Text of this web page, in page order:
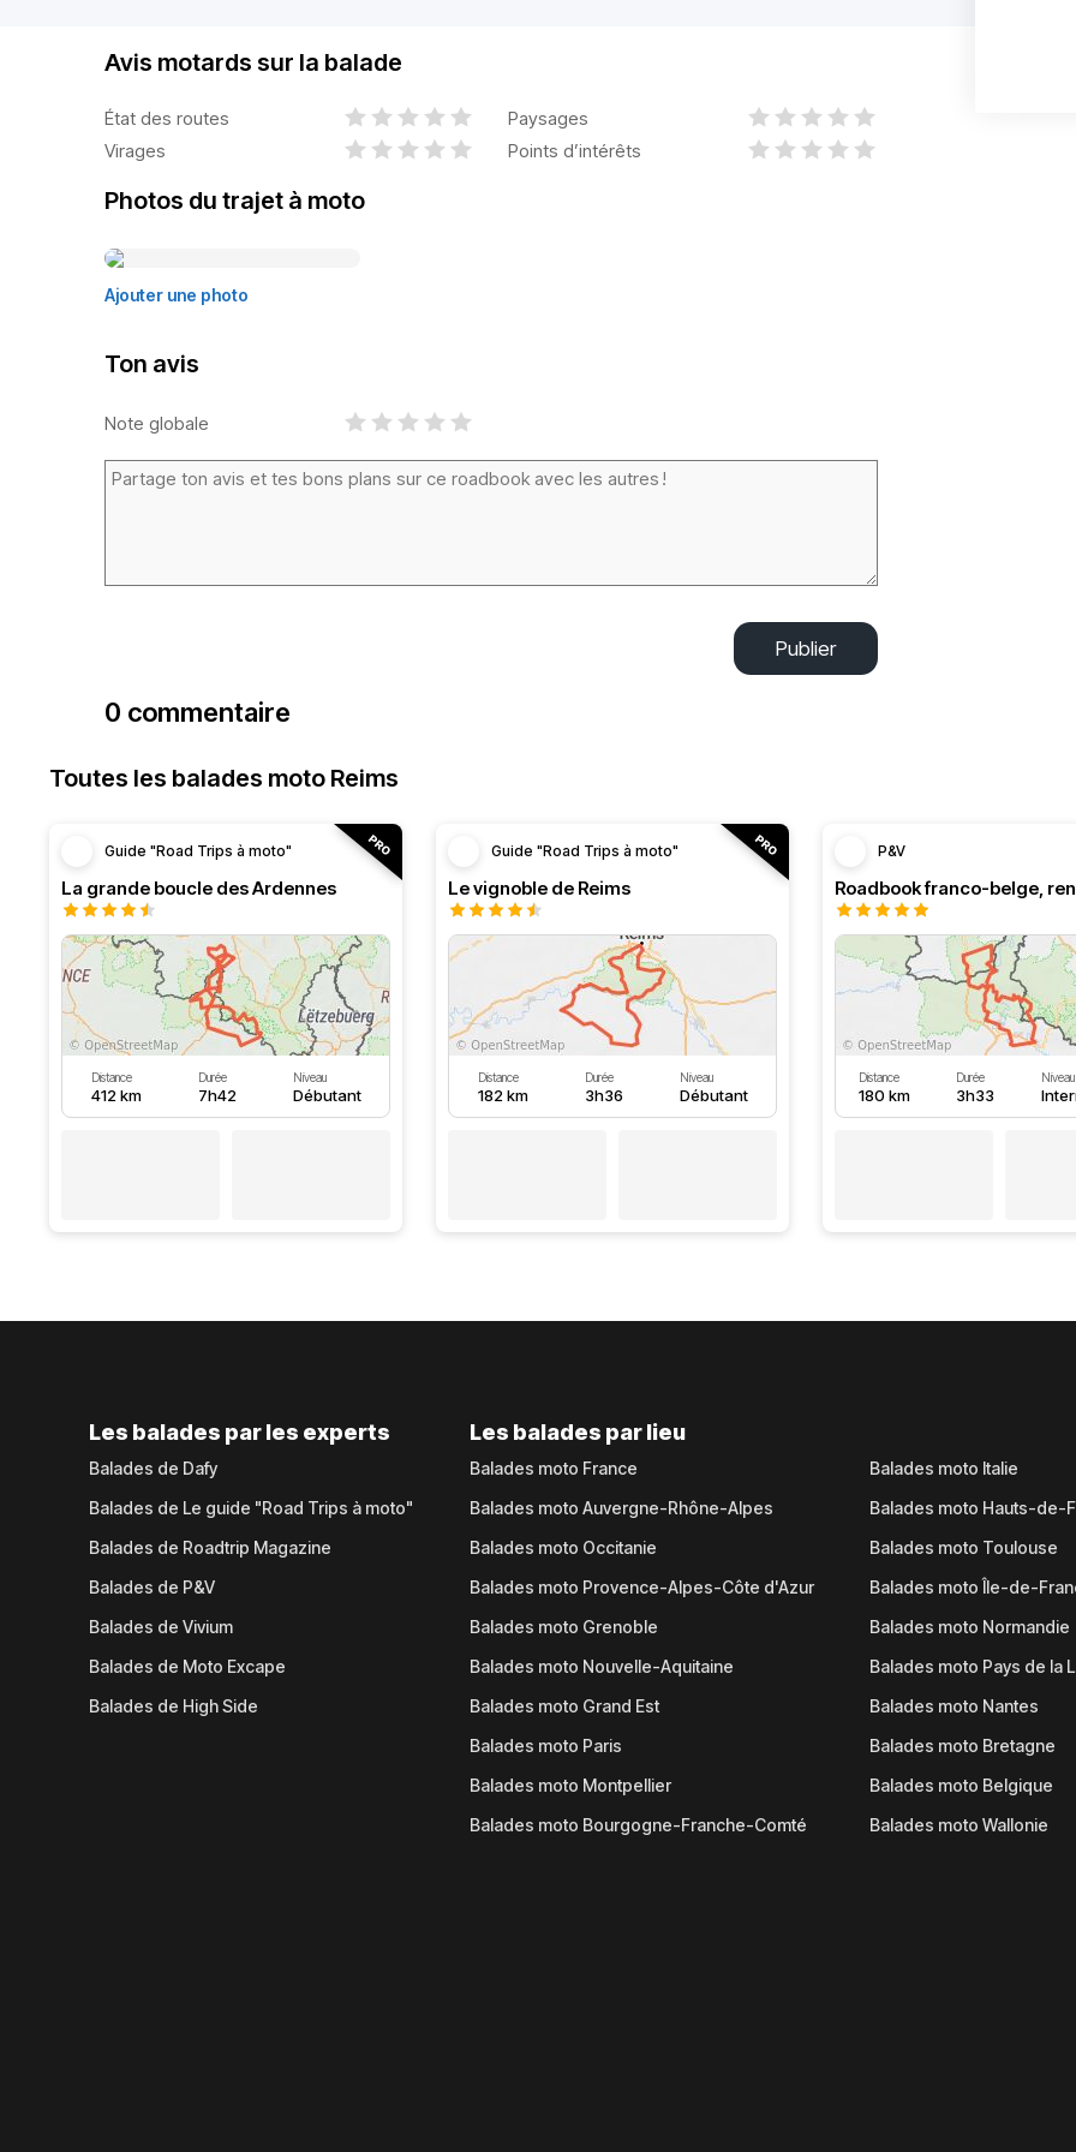
Avis motards sur la balade
État des routes
Paysages
Virages
Points d’intérêts
Photos du trajet à moto
Ajouter une photo
Ton avis
Note globale
Publier
0 commentaire
Toutes les balades moto Reims
Guide "Road Trips à moto"
La grande boucle des Ardennes
Distance
412 km
Durée
7h42
Niveau
Débutant
Guide "Road Trips à moto"
Le vignoble de Reims
Distance
182 km
Durée
3h36
Niveau
Débutant
P&V
Distance
180 km
Durée
3h33
Niveau
Les balades par les experts
Balades de Dafy
Balades de Le guide "Road Trips à moto"
Balades de Roadtrip Magazine
Balades de P&V
Balades de Vivium
Balades de Moto Excape
Balades de High Side
Les balades par lieu
Balades moto France
Balades moto Auvergne-Rhône-Alpes
Balades moto Occitanie
Balades moto Provence-Alpes-Côte d'Azur
Balades moto Grenoble
Balades moto Nouvelle-Aquitaine
Balades moto Grand Est
Balades moto Paris
Balades moto Montpellier
Balades moto Bourgogne-Franche-Comté
Balades moto Italie
Balades moto Hauts-de-
Balades moto Toulouse
Balades moto Île-de-
Balades moto Normandie
Balades moto Pays de la
Balades moto Nantes
Balades moto Bretagne
Balades moto Belgique
Balades moto Wallonie